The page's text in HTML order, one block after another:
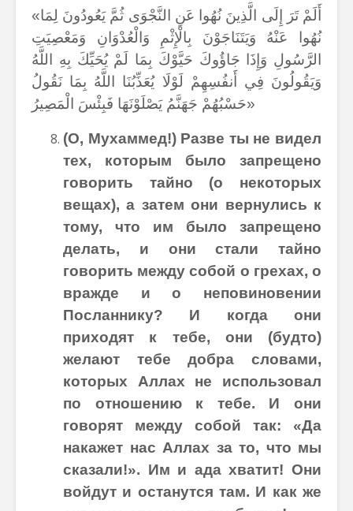
«أَلَمْ تَرَ إِلَى الَّذِينَ نُهُوا عَنِ النَّجْوَى ثُمَّ يَعُودُونَ لِمَا
نُهُوا عَنْهُ وَيَتَنَاجَوْنَ بِالْإِثْمِ وَالْعُدْوَانِ وَمَعْصِيَتِ
الرَّسُولِ وَإِذَا جَاؤُوكَ حَيَّوْكَ بِمَا لَمْ يُحَيِّكَ بِهِ اللَّهُ
وَيَقُولُونَ فِي أَنفُسِهِمْ لَوْلَا يُعَذِّبُنَا اللَّهُ بِمَا نَقُولُ
حَسْبُهُمْ جَهَنَّمُ يَصْلَوْنَهَا فَبِئْسَ الْمَصِيرُ»
(О, Мухаммед!) Разве ты не видел
тех, которым было запрещено
говорить тайно (о некоторых
вещах), а затем они вернулись к
тому, что им было запрещено
делать, и они стали тайно
говорить между собой о грехах, о
вражде и о неповиновении
Посланнику? И когда они
приходят к тебе, они (будто)
желают тебе добра словами,
которых Аллах не использовал
по отношению к тебе.
И они
говорят между собой так: «Да
накажет нас Аллах за то, что мы
сказали!». Им и ада хватит! Они
войдут и останутся там. И как же